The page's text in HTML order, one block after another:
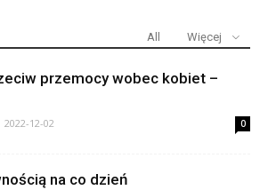
All Więcej
przemocy wobec kobiet –
2022-12-02 0
na co dzień